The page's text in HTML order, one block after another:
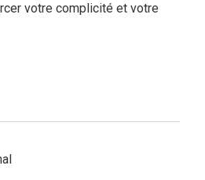
votre complicité et votre